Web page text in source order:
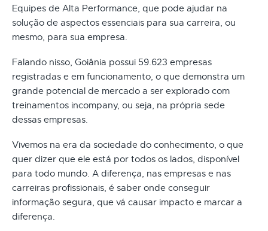
Equipes de Alta Performance, que pode ajudar na
solução de aspectos essenciais para sua carreira, ou
mesmo, para sua empresa.
Falando nisso, Goiânia possui 59.623 empresas
registradas e em funcionamento, o que demonstra um
grande potencial de mercado a ser explorado com
treinamentos incompany, ou seja, na própria sede
dessas empresas.
Vivemos na era da sociedade do conhecimento, o que
quer dizer que ele está por todos os lados, disponível
para todo mundo. A diferença, nas empresas e nas
carreiras profissionais, é saber onde conseguir
informação segura, que vá causar impacto e marcar a
diferença.